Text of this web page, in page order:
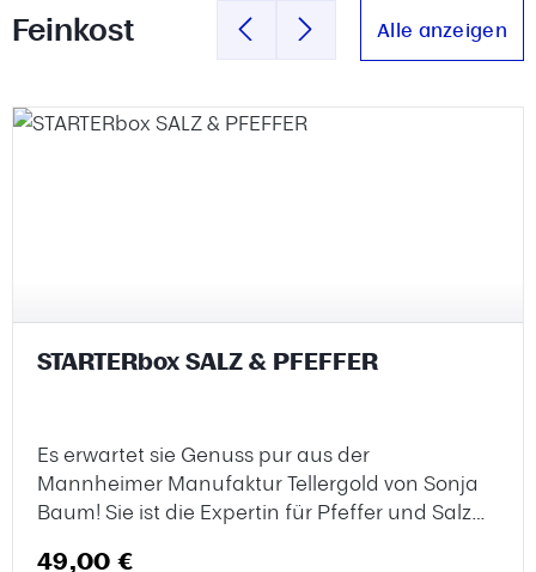
Produktgalerie überspringen
Feinkost
STARTERbox SALZ & PFEFFER
Es erwartet sie Genuss pur aus der
Mannheimer Manufaktur Tellergold von Sonja
Baum! Sie ist die Expertin für Pfeffer und Salz
Regulärer Preis:
49,00 €
Alle anzeigen